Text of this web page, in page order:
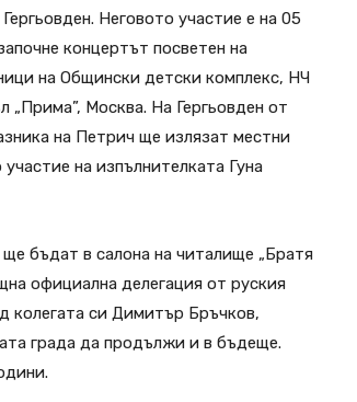
Неговото участие е на 05
концертът посветен на
на Общински детски комплекс, НЧ
„Прима”, Москва. На Гергьовден от
на Петрич ще излязат местни
на изпълнителката Гуна
бъдат в салона на читалище „Братя
официална делегация от руския
колегата си Димитър Бръчков,
града да продължи и в бъдеще.